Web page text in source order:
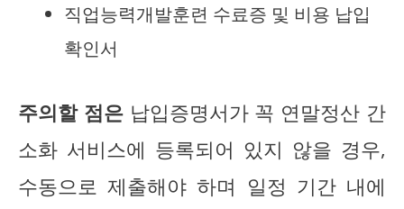
직업능력개발훈련 수료증 및 비용 납입
확인서
주의할 점은납입증명서가 꼭 연말정산 간
소화 서비스에 등록되어 있지 않을 경우,
수동으로 제출해야 하며 일정 기간 내에